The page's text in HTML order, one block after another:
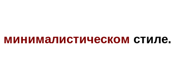
минималистическом стиле.